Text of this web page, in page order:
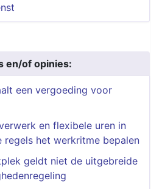
en/of opinies:
een vergoeding voor
en flexibele uren in
regels het werkritme bepalen
geldt niet de uitgebreide